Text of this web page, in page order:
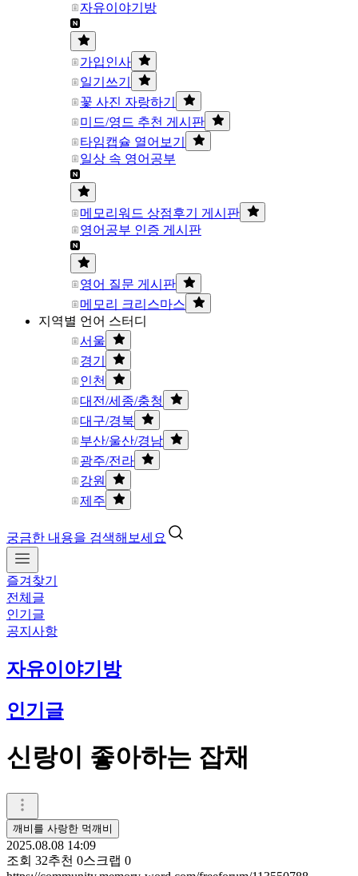
자유이야기방
가입인사
일기쓰기
꽃 사진 자랑하기
미드/영드 추천 게시판
타임캡슐 열어보기
일상 속 영어공부
메모리워드 상점후기 게시판
영어공부 인증 게시판
영어 질문 게시판
메모리 크리스마스
지역별 언어 스터디
서울
경기
인천
대전/세종/충청
대구/경북
부산/울산/경남
광주/전라
강원
제주
궁금한 내용을 검색해보세요
즐겨찾기
전체글
인기글
공지사항
자유이야기방
인기글
신랑이 좋아하는 잡채
깨비를 사랑한 먹깨비
2025.08.08 14:09
조회 32추천 0스크랩 0